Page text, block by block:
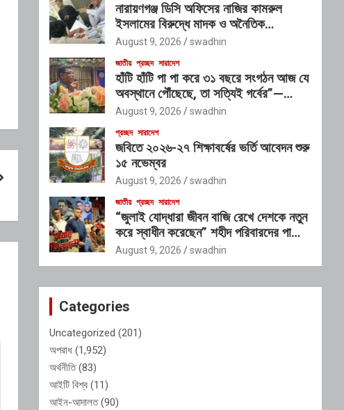
নারায়ণগঞ্জ ডিসি অফিসের নাজির কামরুল
ইসলামের বিরুদ্ধে মাদক ও অনৈতিক
কর্মকাণ্ডের অভিযোগ
August 9, 2026 swadhin
জাতীয় প্রচ্ছদ সারাদেশ
হাঁটি হাঁটি পা পা করে ৩১ বছরে সংগঠন আজ যে
অবস্থানে পৌঁছেছে, তা সত্যিই গর্বের”—
অতিরিক্ত ডিআইজি
August 9, 2026 swadhin
প্রচ্ছদ সারাদেশ
জবিতে ২০২৬-২৭ শিক্ষাবর্ষের ভর্তি আবেদন শুরু
১৫ নভেম্বর
August 9, 2026 swadhin
জাতীয় প্রচ্ছদ সারাদেশ
“জুলাই যোদ্ধারা জীবন বাজি রেখে দেশকে নতুন
করে স্বাধীন করেছেন” শহীদ পরিবারদের পাশে
থাকার অঙ্গীকার গণপূর্তমন্ত্রীর
August 9, 2026 swadhin
Categories
Uncategorized (201)
অপরাধ (1,952)
অর্থনীতি(83)
আইটি বিশ্ব (11)
আইন-আদালত(90)